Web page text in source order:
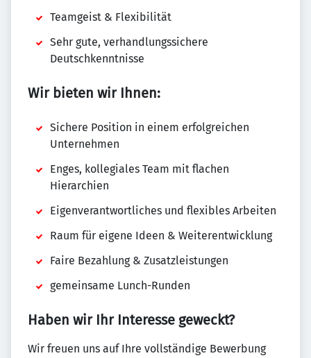
Teamgeist & Flexibilität
Sehr gute, verhandlungssichere
Deutschkenntnisse
Wir bieten wir Ihnen:
Sichere Position in einem erfolgreichen
Unternehmen
Enges, kollegiales Team mit flachen
Hierarchien
Eigenverantwortliches und flexibles Arbeiten
Raum für eigene Ideen & Weiterentwicklung
Faire Bezahlung & Zusatzleistungen
gemeinsame Lunch-Runden
Haben wir Ihr Interesse geweckt?
Wir freuen uns auf Ihre vollständige Bewerbung